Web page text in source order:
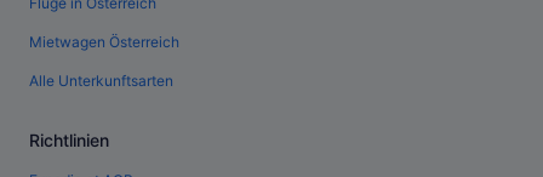
Mietwagen Österreich
Alle Unterkunftsarten
Richtlinien